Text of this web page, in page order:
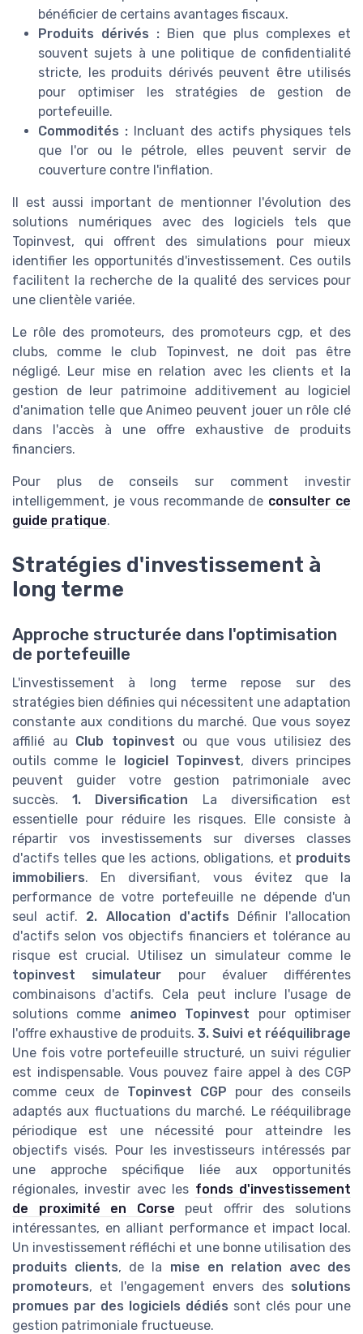
bénéficier de certains avantages fiscaux.
Produits dérivés : Bien que plus complexes et
souvent sujets à une politique de confidentialité
stricte, les produits dérivés peuvent être utilisés
pour optimiser les stratégies de gestion de
portefeuille.
Commodités : Incluant des actifs physiques tels
que l'or ou le pétrole, elles peuvent servir de
couverture contre l'inflation.
Il est aussi important de mentionner l'évolution des
solutions numériques avec des logiciels tels que
Topinvest, qui offrent des simulations pour mieux
identifier les opportunités d'investissement. Ces outils
facilitent la recherche de la qualité des services pour
une clientèle variée.
Le rôle des promoteurs, des promoteurs cgp, et des
clubs, comme le club Topinvest, ne doit pas être
négligé. Leur mise en relation avec les clients et la
gestion de leur patrimoine additivement au logiciel
d'animation telle que Animeo peuvent jouer un rôle clé
dans l'accès à une offre exhaustive de produits
financiers.
Pour plus de conseils sur comment investir
intelligemment, je vous recommande de consulter ce
guide pratique.
Stratégies d'investissement à
long terme
Approche structurée dans l'optimisation
de portefeuille
L'investissement à long terme repose sur des
stratégies bien définies qui nécessitent une adaptation
constante aux conditions du marché. Que vous soyez
affilié au Club topinvest ou que vous utilisiez des
outils comme le logiciel Topinvest, divers principes
peuvent guider votre gestion patrimoniale avec
succès.1. Diversification La diversification est
essentielle pour réduire les risques. Elle consiste à
répartir vos investissements sur diverses classes
d'actifs telles que les actions, obligations, et produits
immobiliers. En diversifiant, vous évitez que la
performance de votre portefeuille ne dépende d'un
seul actif. 2. Allocation d'actifs Définir l'allocation
d'actifs selon vos objectifs financiers et tolérance au
risque est crucial. Utilisez un simulateur comme le
topinvest simulateur pour évaluer différentes
combinaisons d'actifs. Cela peut inclure l'usage de
solutions comme animeo Topinvest pour optimiser
l'offre exhaustive de produits.3. Suivi et rééquilibrage
Une fois votre portefeuille structuré, un suivi régulier
est indispensable. Vous pouvez faire appel à des CGP
comme ceux de Topinvest CGP pour des conseils
adaptés aux fluctuations du marché. Le rééquilibrage
périodique est une nécessité pour atteindre les
objectifs visés. Pour les investisseurs intéressés par
une approche spécifique liée aux opportunités
régionales, investir avec les fonds d'investissement
de proximité en Corse peut offrir des solutions
intéressantes, en alliant performance et impact local.
Un investissement réfléchi et une bonne utilisation des
produits clients, de la mise en relation avec des
promoteurs, et l'engagement envers des solutions
promues par des logiciels dédiés sont clés pour une
gestion patrimoniale fructueuse.